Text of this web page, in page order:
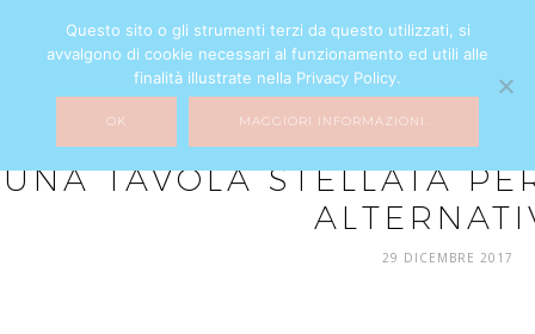
UNA TAVOLA STELLATA
29 DICEMBRE 2017
Questo sito o gli strumenti terzi da questo utilizzati, si
avvalgono di cookie necessari al funzionamento ed utili alle
finalità illustrate nella Privacy Policy.
OK MAGGIORI INFORMAZIONI.